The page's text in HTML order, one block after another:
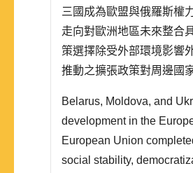
三國成為歐盟與俄羅斯權
走向對歐洲地區未來整合
策選擇除受外部環境影響
推動之擴張政策對周邊國
低、對外經濟依賴程度三
Belarus, Moldova, and
development in the
European Union
social stability,